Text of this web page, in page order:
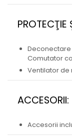
PROTECŢIE
Comutator
Ventilator
ACCESORII:
Accesorii